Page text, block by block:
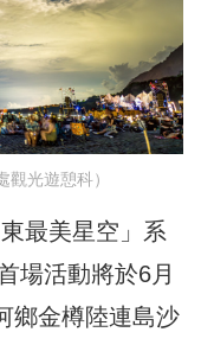
觀光遊憩科）
最美星空」系
場活動將於6月
鄉金樽陸連島沙